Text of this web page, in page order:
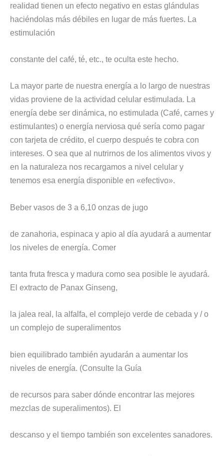
realidad tienen un efecto negativo en estas glándulas
haciéndolas más débiles en lugar de más fuertes. La
estimulación
constante del café, té, etc., te oculta este hecho.
La mayor parte de nuestra energía a lo largo de nuestras
vidas proviene de la actividad celular estimulada. La
energía debe ser dinámica, no estimulada (Café, carnes y
estimulantes) o energía nerviosa qué sería como pagar
con tarjeta de crédito, el cuerpo después te cobra con
intereses. O sea que al nutrirnos de los alimentos vivos y
en la naturaleza nos recargamos a nivel celular y
tenemos esa energía disponible en «efectivo».
Beber vasos de 3 a 6,10 onzas de jugo
de zanahoria, espinaca y apio al día ayudará a aumentar
los niveles de energía. Comer
tanta fruta fresca y madura como sea posible le ayudará.
El extracto de Panax Ginseng,
la jalea real, la alfalfa, el complejo verde de cebada y / o
un complejo de superalimentos
bien equilibrado también ayudarán a aumentar los
niveles de energía. (Consulte la Guía
de recursos para saber dónde encontrar las mejores
mezclas de superalimentos). El
descanso y el tiempo también son excelentes sanadores.